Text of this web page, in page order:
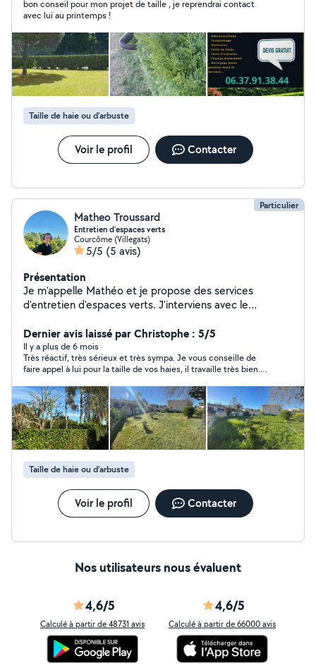
bon conseil pour mon projet de taille , je reprendrai contact
avec lui au printemps !
Taille de haie ou d'arbuste
Voir le profil Contacter
Particulier
Matheo Troussard
Entretien d’espaces verts
Courcôme (Villegats)
5/5 (5 avis)
Présentation
Je m'appelle Mathéo et je propose des services
d'entretien d'espaces verts. J'interviens avec le
entretien régulier et soigné de vos jardins. N'hésitez pas
à me contacter pour en savoir plus !
Dernier avis laissé par Christophe : 5/5
Il y a plus de 6 mois
Très réactif, très sérieux et très sympa. Je vous conseille de
faire appel à lui pour la taille de vos haies, il travaille très bien.
travailler. Bravo Matheo, et à bientôt pour de nouveaux travaux
chez nous. Christophe et Isabelle
Taille de haie ou d'arbuste
Voir le profil Contacter
Nos utilisateurs nous évaluent
4,6/5
Calculé à partir de 48731 avis
4,6/5
Calculé à partir de 66000 avis